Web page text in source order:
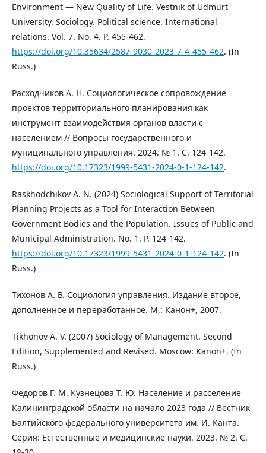
Environment — New Quality of Life. Vestnik of Udmurt
University. Sociology. Political science. International
relations. Vol. 7. No. 4. P. 455-462.
https://doi.org/10.35634/2587-9030-2023-7-4-455-462. (In
Russ.)
Расходчиков А. Н. Социологическое сопровождение
проектов территориального планирования как
инструмент взаимодействия органов власти с
населением // Вопросы государственного и
муниципального управления. 2024. № 1. С. 124-142.
https://doi.org/10.17323/1999-5431-2024-0-1-124-142.
Raskhodchikov A. N. (2024) Sociological Support of Territorial
Planning Projects as a Tool for Interaction Between
Government Bodies and the Population. Issues of Public and
Municipal Administration. No. 1. P. 124-142.
https://doi.org/10.17323/1999-5431-2024-0-1-124-142. (In
Russ.)
Тихонов А. В. Социология управления. Издание второе,
дополненное и переработанное. М.: Канон+, 2007.
Tikhonov A. V. (2007) Sociology of Management. Second
Edition, Supplemented and Revised. Moscow: Kanon+. (In
Russ.)
Федоров Г. М. Кузнецова Т. Ю. Население и расселение
Калининградской области на начало 2023 года // Вестник
Балтийского федерального университета им. И. Канта.
Серия: Естественные и медицинские науки. 2023. № 2. С.